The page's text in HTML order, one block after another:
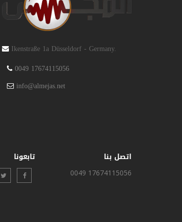
Ikenstraße 1a Düsseldorf - Germany.
0049 17674115056
info@almejas.net
اتصل بنا
0049 17674115056
تابعونا